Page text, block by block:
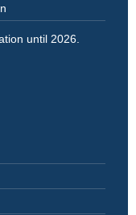
until 2026.